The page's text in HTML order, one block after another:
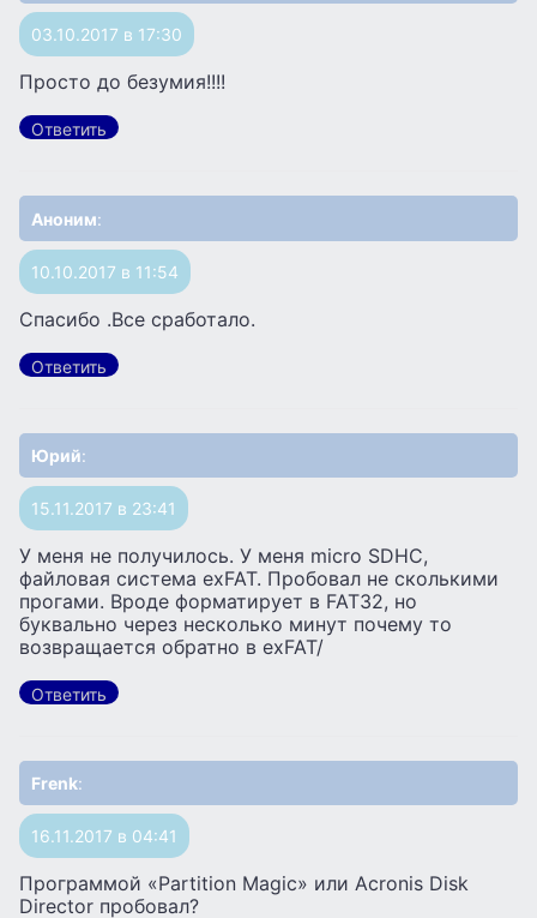
03.10.2017 в 17:30
Просто до безумия!!!!
Ответить
Аноним:
10.10.2017 в 11:54
Спасибо .Все сработало.
Ответить
Юрий:
15.11.2017 в 23:41
У меня не получилось. У меня micro SDHC,
файловая система exFAT. Пробовал не сколькими
прогами. Вроде форматирует в FAT32, но
буквально через несколько минут почему то
возвращается обратно в exFAT/
Ответить
Frenk:
16.11.2017 в 04:41
Программой «Partition Magic» или Acronis Disk
Director пробовал?